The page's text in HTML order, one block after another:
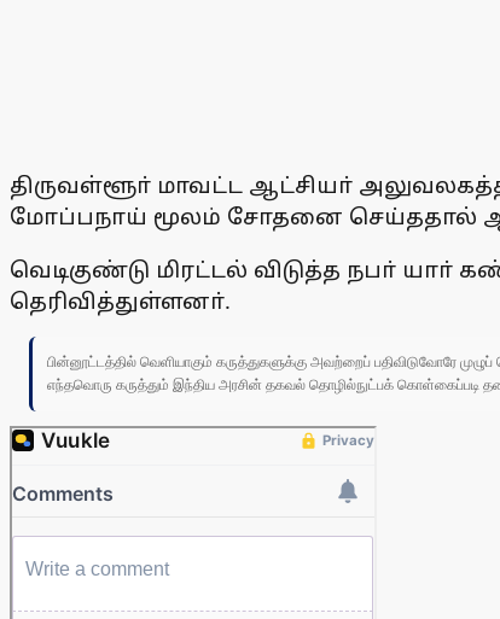
திருவள்ளூா் மாவட்ட ஆட்சியா்
மோப்பநாய் மூலம் சோதனை செய்ததால்
வெடிகுண்டு மிரட்டல் விடுத்த நபா் யாா்
தெரிவித்துள்ளனா்.
பின்னூட்டத்தில் வெளியாகும் கருத்துகளுக்கு அவற்றைப் பதிவிடுவோரே
எந்தவொரு கருத்தும் இந்திய அரசின் தகவல் தொழில்நுட்பக் கொள்கைப்படி